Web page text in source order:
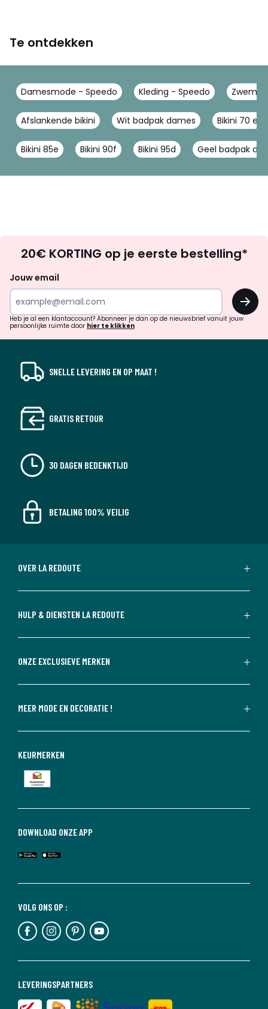
Te ontdekken
Damesmode - Speedo Kleding - Speedo
Afslankende bikini Wit badpak dames Bikini 70 e
Bikini 85e Bikini 90f Bikini 95d Geel badpak
zoek
inspiratie
verrassingen?
20€ KORTING op je eerste bestelling*
Jouw email
OK
Heb je al een klantaccount? Abonneer je dan op de nieuwsbrief vanuit jouw
persoonlijke ruimte door hier te klikken
SNELLE LEVERING EN OP MAAT !
GRATIS RETOUR
30 DAGEN BEDENKTIJD
BETALING 100% VEILIG
OVER LA REDOUTE
HULP & DIENSTEN LA REDOUTE
ONZE EXCLUSIEVE MERKEN
MEER MODE EN DECORATIE !
LEVERINGSPARTNERS
VOLG ONS OP :
DOWNLOAD ONZE APP
KEURMERKEN